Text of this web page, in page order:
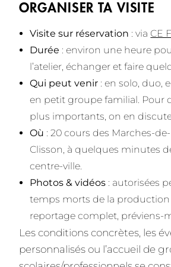
ORGANISER TA VISITE
Visite sur réservation : via CE
Durée : environ une heure
l’atelier, échanger et faire
Qui peut venir : en solo, duo,
en petit groupe familial. Pour
plus importants, on en
Où : 20 cours des Marches-
Clisson, à quelques minutes
centre-ville.
Photos & vidéos : autorisées
temps morts de la production
reportage complet, préviens-
Les conditions concrètes, les
personnalisés ou l’accueil de